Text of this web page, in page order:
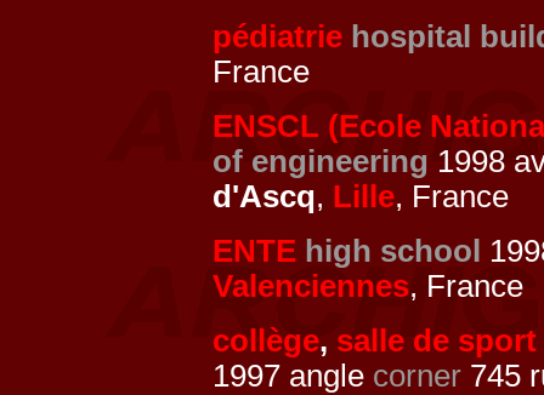
pédiatrie hospital
France
ENSCL (Ecole
of engineering 1998
d'Ascq, Lille, France
ENTE high school
Valenciennes, France
collège, salle de
1997 angle corner 745